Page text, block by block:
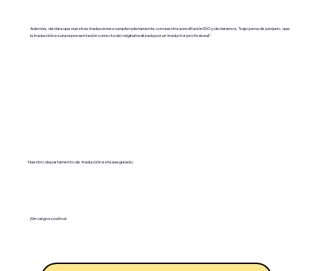
Además, declara que nuestras traducciones cumplen plenamente con nuestra acreditación ISO y declaramos, "bajo pena de perjurio, que
la traducción es una representación correcta del original realizada por un traductor profesional".
Nuestro departamento de traducción está asegurado.
¡Sin cargos ocultos!